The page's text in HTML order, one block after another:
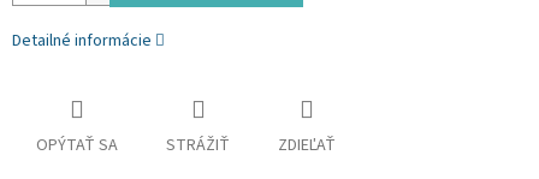
Detailné informácie
OPÝTAŤ SA STRÁŽIŤ ZDIEĽAŤ